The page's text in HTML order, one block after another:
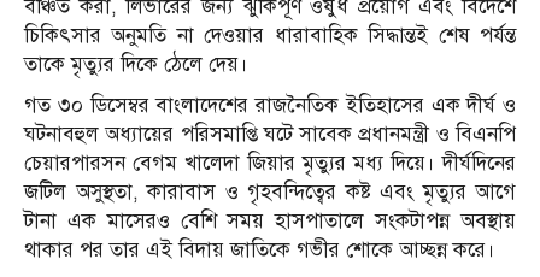
বঞ্চিত করা, লিভারের জন্য ঝুঁকিপূর্ণ ওষুধ প্রয়োগ এবং বিদেশে
চিকিৎসার অনুমতি না দেওয়ার ধারাবাহিক সিদ্ধান্তই শেষ পর্যন্ত
তাকে মৃত্যুর দিকে ঠেলে দেয়।
গত ৩০ ডিসেম্বর বাংলাদেশের রাজনৈতিক ইতিহাসের এক দীর্ঘ ও
ঘটনাবহুল অধ্যায়ের পরিসমাপ্তি ঘটে সাবেক প্রধানমন্ত্রী ও বিএনপি
চেয়ারপারসন বেগম খালেদা জিয়ার মৃত্যুর মধ্য দিয়ে। দীর্ঘদিনের
জটিল অসুস্থতা, কারাবাস ও গৃহবন্দিত্বের কষ্ট এবং মৃত্যুর আগে
টানা এক মাসেরও বেশি সময় হাসপাতালে সংকটাপন্ন অবস্থায়
থাকার পর তার এই বিদায় জাতিকে গভীর শোকে আচ্ছন্ন করে।